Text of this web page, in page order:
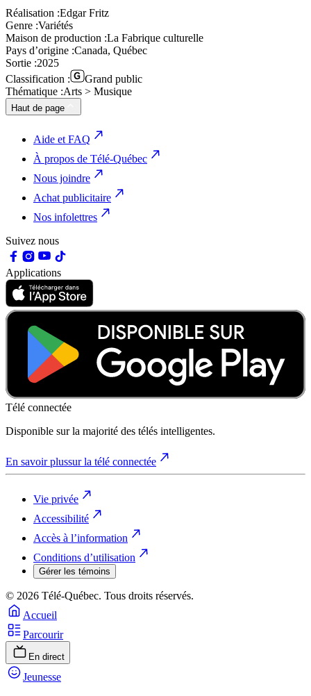
Réalisation :Edgar Fritz
Genre :Variétés
Maison de production :La Fabrique culturelle
Pays d’origine :Canada, Québec
Sortie :2025
Classification :
Grand public
Thématique :Arts > Musique
Haut de page
Aide et FAQ
À propos de Télé-Québec
Nous joindre
Achat publicitaire
Nos infolettres
Suivez nous
Applications
Télé connectée
Disponible sur la majorité des télés intelligentes.
En savoir plussur la télé connectée
Vie privée
Accessibilité
Accès à l’information
Conditions d’utilisation
Gérer les témoins
© 2026 Télé-Québec. Tous droits réservés.
Accueil
Parcourir
En direct
Jeunesse